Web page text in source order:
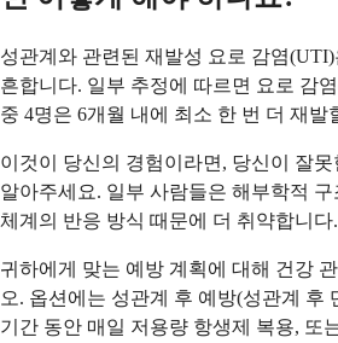
성관계와 관련된 재발성 요로 감염
흔합니다. 일부 추정에 따르면 요로 감
중 4명은 6개월 내에 최소 한 번 더 재발
이것이 당신의 경험이라면, 당신이 잘
알아주세요. 일부 사람들은 해부학적
체계의 반응 방식 때문에 더 취약합니다.
귀하에게 맞는 예방 계획에 대해 건강
오. 옵션에는 성관계 후 예방(성관계 후
기간 동안 매일 저용량 항생제 복용, 또